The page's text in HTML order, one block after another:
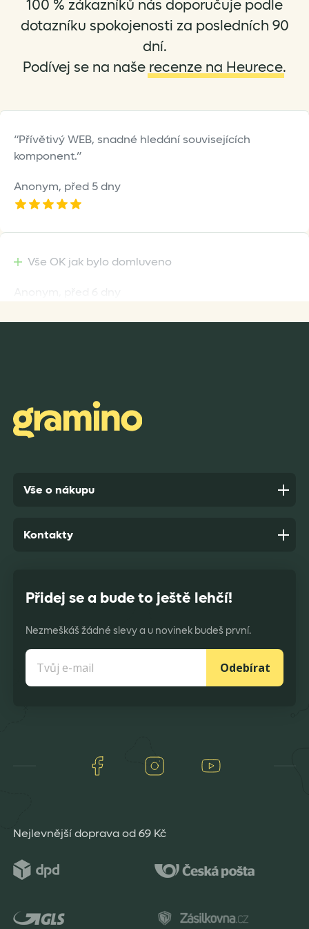
chosen
on
page
100 % zákazníků nás doporučuje podle
dotazníku spokojenosti za posledních 90
dní.
Podívej se na naše recenze na Heurece.
Přívětivý WEB, snadné hledání souvisejících
komponent.
Anonym, před 5 dny
Vše OK jak bylo domluveno
Anonym,před 7 dny
Vše o nákupu
Přidej se a bude to ještě lehčí!
Nezmeškáš žádné slevy a u novinek budeš první.
Odebírat
Facebook Instagram
Kontakty
Nejlevnější doprava od 69 Kč